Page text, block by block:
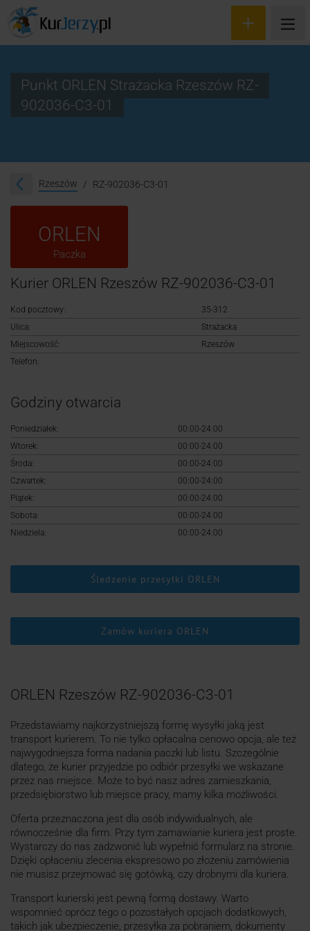
Śledzenie przesyłki
Punkt ORLEN Strażacka Rzeszów RZ-
902036-C3-01
Rzeszów RZ-902036-C3-01
ORLEN
Paczka
Kurier ORLEN Rzeszów RZ-902036-C3-01
Kod pocztowy:
35-312
Ulica:
Strażacka
Miejscowość:
Rzeszów
Telefon:
Godziny otwarcia
Poniedziałek:
00:00-24:00
Wtorek:
00:00-24:00
Środa:
00:00-24:00
Czwartek:
00:00-24:00
Piątek:
00:00-24:00
Sobota:
00:00-24:00
Niedziela:
00:00-24:00
Śledzenie przesyłki ORLEN
Zamów kuriera ORLEN
ORLEN Rzeszów RZ-902036-C3-01
Przedstawiamy najkorzystniejszą formę wysyłki jaką jest
transport kurierem. To nie tylko opłacalna cenowo opcja, ale też
najwygodniejsza forma nadania paczki lub listu. Szczególnie
dlatego, że kurier przyjedzie po odbiór przesyłki we wskazane
przez nas miejsce. Może to być nasz adres zamieszkania,
przedsiębiorstwo lub miejsce pracy, mamy kilka możliwości.
Oferta przeznaczona jest dla osób indywidualnych, ale
równocześnie dla firm. Przy tym zamawianie kuriera jest proste.
Wystarczy do nas zadzwonić lub wypełnić formularz na stronie.
Dzięki opłaceniu zlecenia ekspresowo po złożeniu zamówienia
nie musisz przejmować się gotówką, czy drobnymi dla kuriera.
Transport kurierski jest pewną formą dostawy. Warto
wspomnieć oprócz tego o pozostałych opcjach dodatkowych,
takich jak ubezpieczenie, przesyłka za pobraniem, dokumenty